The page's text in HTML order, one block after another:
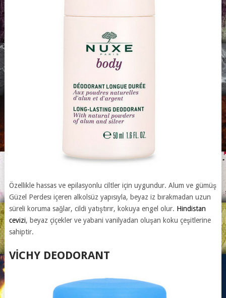
Özellikle hassas ve epilasyonlu ciltler için uygundur. Alum ve gümüş
Güzel Perdesı içeren alkolsüz yapısıyla, beyaz iz bırakmadan uzun
süreli koruma sağlar, cildi yatıştırır, kokuya engel olur. Hindistan
cevizi, beyaz çiçekler ve yabani vanilyadan oluşan koku çeşitlerine
sahiptir.
VICHY DEODORANT